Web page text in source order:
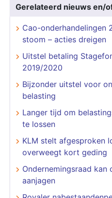
Gerelateerd nieuws en/
Cao-onderhandelingen
stoom – acties dreigen
Uitstel betaling
2019/2020
Bijzonder uitstel voor
belasting
Langer tijd om
te lossen
KLM stelt afgesproken
overweegt kort geding
Ondernemingsraad kan
aanjagen